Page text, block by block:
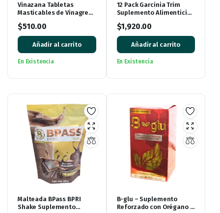
Vinazana Tabletas
Masticables de Vinagre
Vitaminas y
Superalimentos
$510.00
Añadir al carrito
En Existencia
12 Pack Garcinia Trim
Suplemento Alimenticio
360 Cápsulas
$1,920.00
Añadir al carrito
En Existencia
Malteada BPass BPRI
Shake Suplemento
B-glu – Suplemento
Reforzado con Orégano y